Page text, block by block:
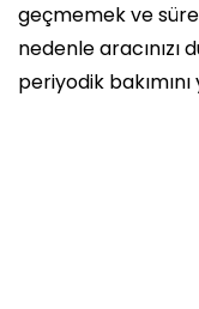
geçmemek ve
nedenle
periyodik bakımını